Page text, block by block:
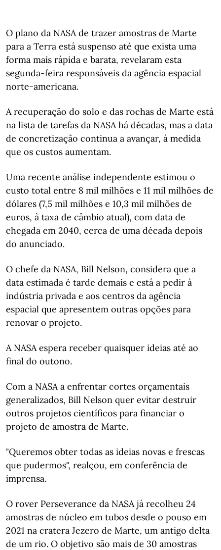
O plano da NASA de trazer amostras de Marte
para a Terra está suspenso até que exista uma
forma mais rápida e barata, revelaram esta
segunda-feira responsáveis da agência espacial
norte-americana.
A recuperação do solo e das rochas de Marte está
na lista de tarefas da NASA há décadas, mas a data
de concretização continua a avançar, à medida
que os custos aumentam.
Uma recente análise independente estimou o
custo total entre 8 mil milhões e 11 mil milhões de
dólares (7,5 mil milhões e 10,3 mil milhões de
euros, à taxa de câmbio atual), com data de
chegada em 2040, cerca de uma década depois
do anunciado.
O chefe da NASA, Bill Nelson, considera que a
data estimada é tarde demais e está a pedir à
indústria privada e aos centros da agência
espacial que apresentem outras opções para
renovar o projeto.
A NASA espera receber quaisquer ideias até ao
final do outono.
Com a NASA a enfrentar cortes orçamentais
generalizados, Bill Nelson quer evitar destruir
outros projetos científicos para financiar o
projeto de amostra de Marte.
"Queremos obter todas as ideias novas e frescas
que pudermos", realçou, em conferência de
imprensa.
O rover Perseverance da NASA já recolheu 24
amostras de núcleo em tubos desde o pouso em
2021 na cratera Jezero de Marte, um antigo delta
de um rio. O objetivo são mais de 30 amostras